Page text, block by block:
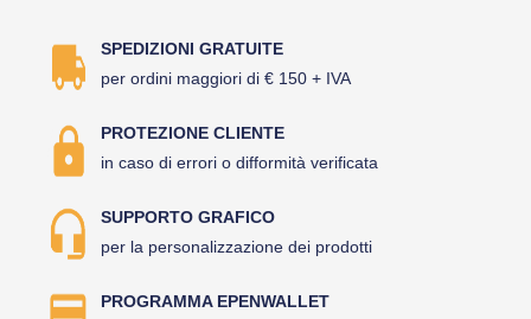
SPEDIZIONI GRATUITE
per ordini maggiori di € 150 + IVA
PROTEZIONE CLIENTE
in caso di errori o difformità verificata
SUPPORTO GRAFICO
per la personalizzazione dei prodotti
PROGRAMMA EPENWALLET